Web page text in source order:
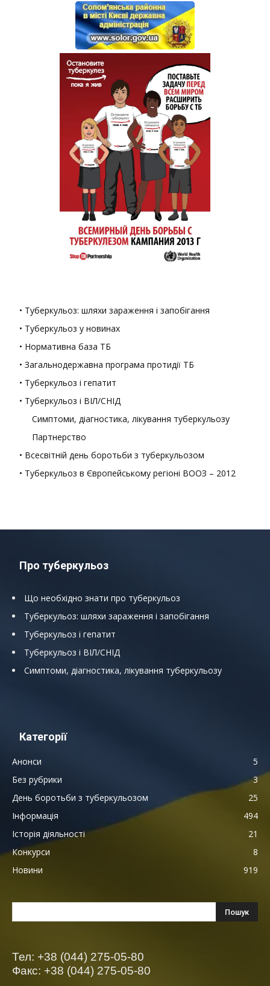
• Туберкульоз: шляхи зараження і запобігання
• Туберкульоз у новинах
• Нормативна база ТБ
• Загальнодержавна програма протидії ТБ
• Туберкульоз і гепатит
• Туберкульоз і ВІЛ/СНІД
Симптоми, діагностика, лікування туберкульозу
Партнерство
• Всесвітній день боротьби з туберкульозом
• Туберкульоз в Європейському регіоні ВООЗ – 2012
Про туберкульоз
Що необхідно знати про туберкульоз
Туберкульоз: шляхи зараження і запобігання
Туберкульоз і гепатит
Туберкульоз і ВІЛ/СНІД
Симптоми, діагностика, лікування туберкульозу
Категорії
Анонси
5
Без рубрики
3
День боротьби з туберкульозом
25
Інформація
494
Історія діяльності
21
Конкурси
8
Новини
919
Тел: +38 (044) 275-05-80
Факс: +38 (044) 275-05-80